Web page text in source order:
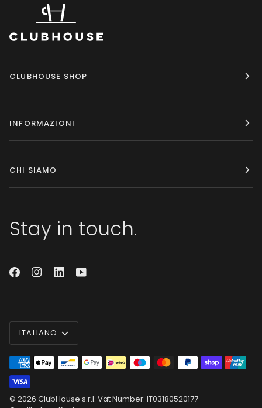
CLUBHOUSE SHOP
INFORMAZIONI
CHI SIAMO
Stay in touch.
Lingua
ITALIANO
© 2026 ClubHouse s.r.l. Vat Number: IT03180520177